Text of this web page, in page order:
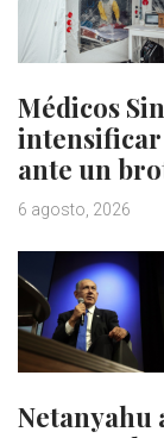
Médicos
ante un
6 agosto, 2026
Netanyahu